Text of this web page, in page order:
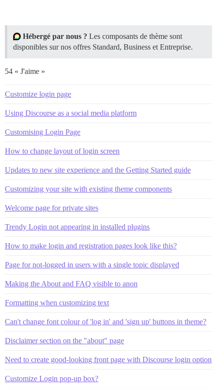
Hébergé par nous ? Les composants de thème sont
disponibles sur nos offres Standard, Business et Entreprise.
54 « J'aime »
Customize login page
Using Discourse as a social media platform
Customising Login Page
How to change layout of login screen
Updates to new site experience and the Getting Started guide
Customizing your site with existing theme components
Welcome page for private sites
Trendy Login not appearing in installed plugins
How to make login and registration pages look like this?
Page for not-logged in users with a single topic displayed
Making the About and FAQ visible to anon
Formatting when customizing text
Can't change font colour of 'log in' and 'sign up' buttons in theme?
Disclaimer section on the "about" page
Need to create good-looking front page with Discourse login option
Customize Login pop-up box?